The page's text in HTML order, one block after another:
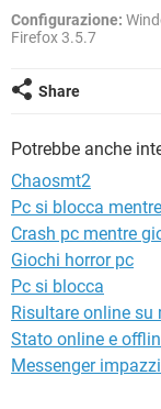
HARDWARE
TIKTOK
HARDWARE
Configurazione:
Firefox 3.5.7
Share
Potrebbe anche
Chaosmt2
Pc si blocca
Crash pc mentre
Giochi horror pc
Pc si blocca
Risultare online su
Stato online e
Messenger